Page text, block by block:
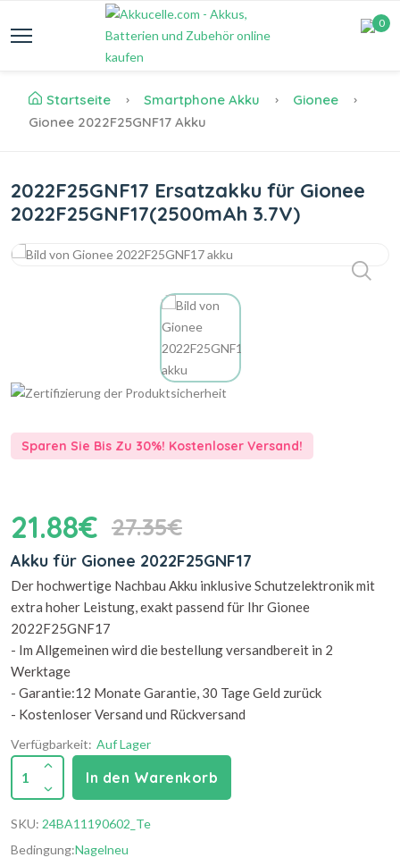
0
Startseite Smartphone Akku
Gionee
Gionee 2022F25GNF17 Akku
2022F25GNF17 Ersatzakku für Gionee
2022F25GNF17(2500mAh 3.7V)
Sparen Sie Bis Zu 30%! Kostenloser Versand!
21.88€ 27.35€
Akku für Gionee 2022F25GNF17
Der hochwertige Nachbau Akku inklusive Schutzelektronik mit
extra hoher Leistung, exakt passend für Ihr Gionee
2022F25GNF17
- Im Allgemeinen wird die bestellung versandbereit in 2
Werktage
- Garantie:12 Monate Garantie, 30 Tage Geld zurück
- Kostenloser Versand und Rückversand
Verfügbarkeit: Auf Lager
1 In den Warenkorb
SKU: 24BA11190602_Te
Bedingung:Nagelneu